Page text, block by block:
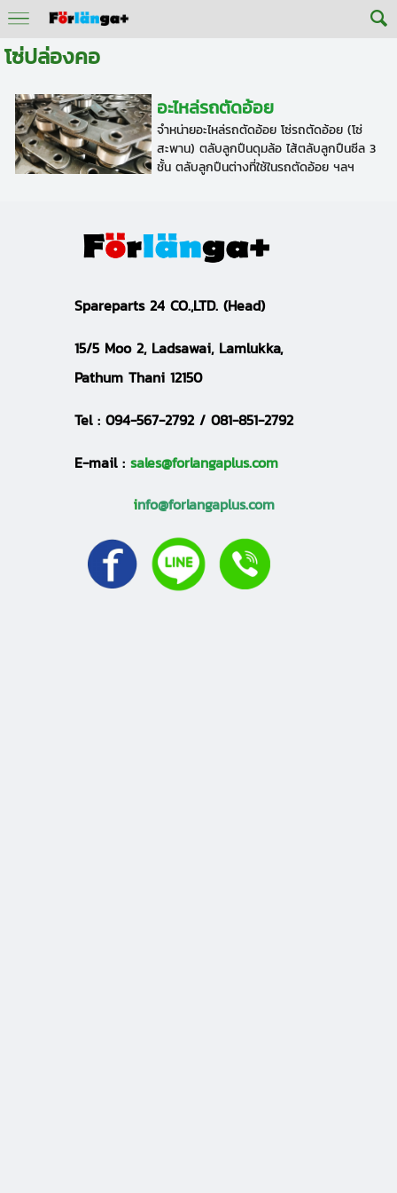
โซ่ปล่องคอ
อะไหล่รถตัดอ้อย
จำหน่ายอะไหล่รถตัดอ้อย โซ่รถตัดอ้อย (โซ่
สะพาน) ตลับลูกปืนดุมล้อ ไส้ตลับลูกปืนซีล 3
ชั้น ตลับลูกปืนต่างที่ใช้ในรถตัดอ้อย ฯลฯ
Spareparts 24 CO.,LTD. (Head)
15/5 Moo 2, Ladsawai, Lamlukka,
Pathum Thani 12150
Tel : 094-567-2792 / 081-851-2792
E-mail : sales@forlangaplus.com
info@forlangaplus.com